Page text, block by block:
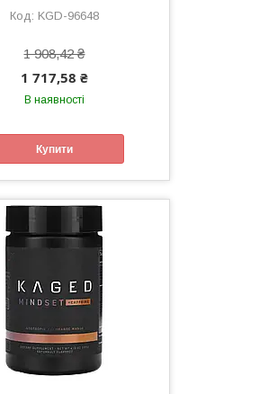
KGD-96648
1 908,42 ₴
1 717,58 ₴
В наявності
Купити